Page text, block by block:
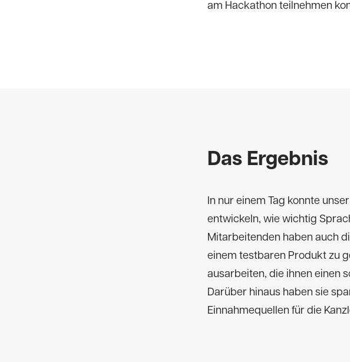
am Hackathon teilnehmen
Das Ergebnis
In nur einem Tag konnte
entwickeln, wie wichtig
Mitarbeitenden haben auch
einem testbaren Produkt zu
ausarbeiten, die ihnen einen
Darüber hinaus haben sie
Einnahmequellen für die